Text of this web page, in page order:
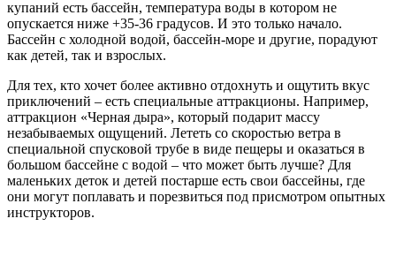
купаний есть бассейн, температура воды в котором не
опускается ниже +35-36 градусов. И это только начало.
Бассейн с холодной водой, бассейн-море и другие, порадуют
как детей, так и взрослых.
Для тех, кто хочет более активно отдохнуть и ощутить вкус
приключений – есть специальные аттракционы. Например,
аттракцион «Черная дыра», который подарит массу
незабываемых ощущений. Лететь со скоростью ветра в
специальной спусковой трубе в виде пещеры и оказаться в
большом бассейне с водой – что может быть лучше? Для
маленьких деток и детей постарше есть свои бассейны, где
они могут поплавать и порезвиться под присмотром опытных
инструкторов.